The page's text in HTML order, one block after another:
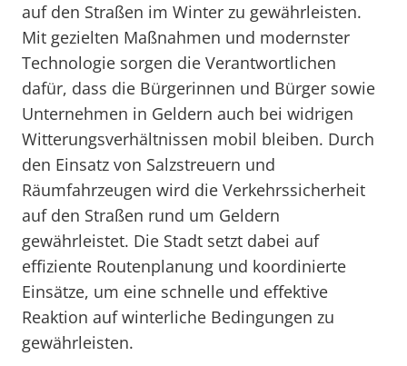
auf den Straßen im Winter zu gewährleisten.
Mit gezielten Maßnahmen und modernster
Technologie sorgen die Verantwortlichen
dafür, dass die Bürgerinnen und Bürger sowie
Unternehmen in Geldern auch bei widrigen
Witterungsverhältnissen mobil bleiben. Durch
den Einsatz von Salzstreuern und
Räumfahrzeugen wird die Verkehrssicherheit
auf den Straßen rund um Geldern
gewährleistet. Die Stadt setzt dabei auf
effiziente Routenplanung und koordinierte
Einsätze, um eine schnelle und effektive
Reaktion auf winterliche Bedingungen zu
gewährleisten.